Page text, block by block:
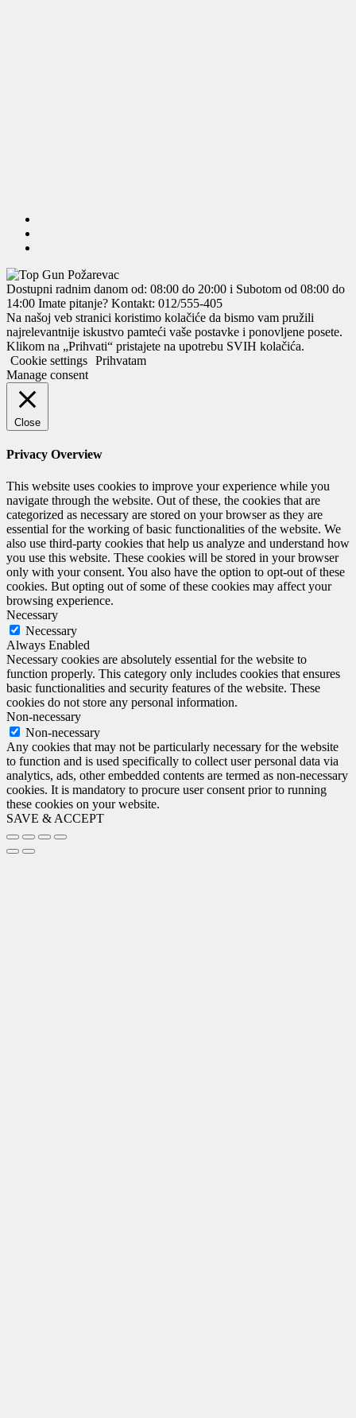
Dostupni radnim danom od: 08:00 do 20:00 i Subotom od 08:00 do
14:00 Imate pitanje? Kontakt: 012/555-405
Na našoj veb stranici koristimo kolačiće da bismo vam pružili
najrelevantnije iskustvo pamteći vaše postavke i ponovljene posete.
Klikom na „Prihvati“ pristajete na upotrebu SVIH kolačića.
Cookie settings Prihvatam
Manage consent
Close
Privacy Overview
This website uses cookies to improve your experience while you
navigate through the website. Out of these, the cookies that are
categorized as necessary are stored on your browser as they are
essential for the working of basic functionalities of the website. We
also use third-party cookies that help us analyze and understand how
you use this website. These cookies will be stored in your browser
only with your consent. You also have the option to opt-out of these
cookies. But opting out of some of these cookies may affect your
browsing experience.
Necessary
Necessary
Always Enabled
Necessary cookies are absolutely essential for the website to
function properly. This category only includes cookies that ensures
basic functionalities and security features of the website. These
cookies do not store any personal information.
Non-necessary
Non-necessary
Any cookies that may not be particularly necessary for the website
to function and is used specifically to collect user personal data via
analytics, ads, other embedded contents are termed as non-necessary
cookies. It is mandatory to procure user consent prior to running
these cookies on your website.
SAVE & ACCEPT